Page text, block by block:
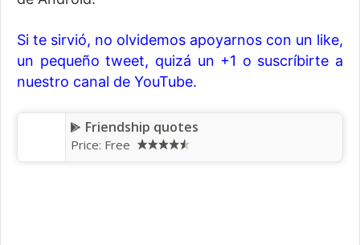
Si te sirvió, no olvidemos apoyarnos con un like,
un pequeño tweet, quizá un +1 o suscríbirte a
nuestro canal de YouTube.
Friendship quotes
Price: Free